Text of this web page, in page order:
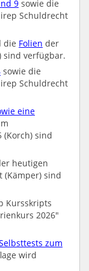
9 sowie die
Schuldrecht
die Folien der
sind verfügbar.
sowie die
Schuldrecht
eine
(Korch) sind
heutigen
(Kämper) sind
Kursskripts
2026"
zum
wird